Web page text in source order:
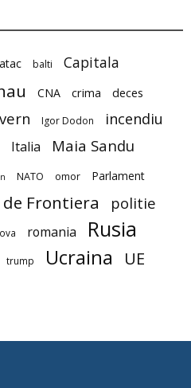
atac balti Capitala
CNA crima deces
Igor Dodon incendiu
Italia Maia Sandu
NATO omor Parlament
Frontiera politie
romania Rusia
trump Ucraina UE